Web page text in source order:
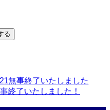
る
無事終了いたしました
終了いたしました！